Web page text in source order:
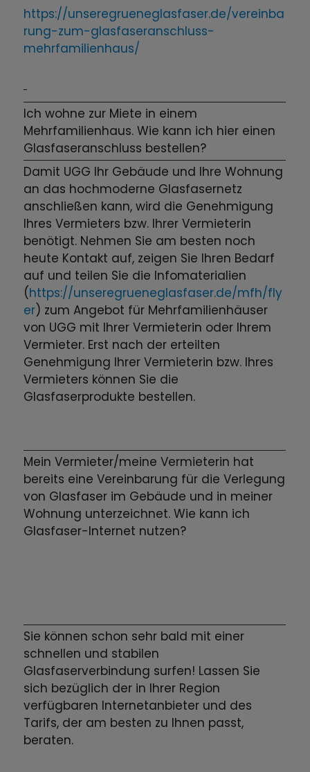
https://unseregrueneglasfaser.de/vereinba
rung-zum-glasfaseranschluss-
mehrfamilienhaus/
Ich wohne zur Miete in einem
Mehrfamilienhaus. Wie kann ich hier einen
Glasfaseranschluss bestellen?
Damit UGG Ihr Gebäude und Ihre Wohnung
an das hochmoderne Glasfasernetz
anschließen kann, wird die Genehmigung
Ihres Vermieters bzw. Ihrer Vermieterin
benötigt. Nehmen Sie am besten noch
heute Kontakt auf, zeigen Sie Ihren Bedarf
auf und teilen Sie die Infomaterialien
(https://unseregrueneglasfaser.de/mfh/fly
er) zum Angebot für Mehrfamilienhäuser
von UGG mit Ihrer Vermieterin oder Ihrem
Vermieter. Erst nach der erteilten
Genehmigung Ihrer Vermieterin bzw. Ihres
Vermieters können Sie die
Glasfaserprodukte bestellen.
Mein Vermieter/meine Vermieterin hat
bereits eine Vereinbarung für die Verlegung
von Glasfaser im Gebäude und in meiner
Wohnung unterzeichnet. Wie kann ich
Glasfaser-Internet nutzen?
Sie können schon sehr bald mit einer
schnellen und stabilen
Glasfaserverbindung surfen! Lassen Sie
sich bezüglich der in Ihrer Region
verfügbaren Internetanbieter und des
Tarifs, der am besten zu Ihnen passt,
beraten.